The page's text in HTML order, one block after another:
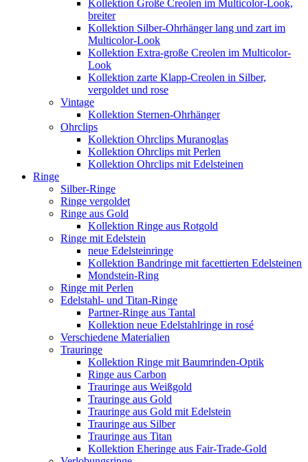
Kollektion Große Creolen im Multicolor-Look,
breiter
Kollektion Silber-Ohrhänger lang und zart im
Multicolor-Look
Kollektion Extra-große Creolen im Multicolor-
Look
Kollektion zarte Klapp-Creolen in Silber,
vergoldet und rose
Vintage
Kollektion Sternen-Ohrhänger
Ohrclips
Kollektion Ohrclips Muranoglas
Kollektion Ohrclips mit Perlen
Kollektion Ohrclips mit Edelsteinen
Ringe
Silber-Ringe
Ringe vergoldet
Ringe aus Gold
Kollektion Ringe aus Rotgold
Ringe mit Edelstein
neue Edelsteinringe
Kollektion Bandringe mit facettierten Edelsteinen
Mondstein-Ring
Ringe mit Perlen
Edelstahl- und Titan-Ringe
Partner-Ringe aus Tantal
Kollektion neue Edelstahlringe in rosé
Verschiedene Materialien
Trauringe
Kollektion Ringe mit Baumrinden-Optik
Ringe aus Carbon
Trauringe aus Weißgold
Trauringe aus Gold
Trauringe aus Gold mit Edelstein
Trauringe aus Silber
Trauringe aus Titan
Kollektion Eheringe aus Fair-Trade-Gold